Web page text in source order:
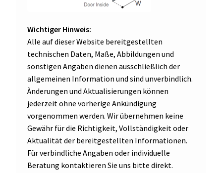
Wichtiger Hinweis:
Alle auf dieser Website bereitgestellten
technischen Daten, Maße, Abbildungen und
sonstigen Angaben dienen ausschließlich der
allgemeinen Information und sind unverbindlich.
Änderungen und Aktualisierungen können
jederzeit ohne vorherige Ankündigung
vorgenommen werden. Wir übernehmen keine
Gewähr für die Richtigkeit, Vollständigkeit oder
Aktualität der bereitgestellten Informationen.
Für verbindliche Angaben oder individuelle
Beratung kontaktieren Sie uns bitte direkt.